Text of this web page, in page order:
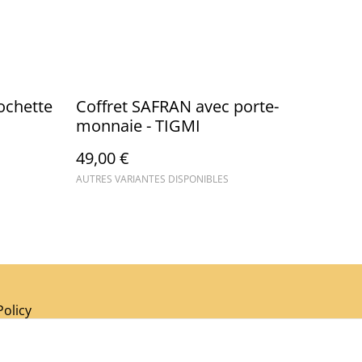
Coffret SAFRAN avec porte-
monnaie - TIGMI
49,00 €
AUTRES VARIANTES DISPONIBLES